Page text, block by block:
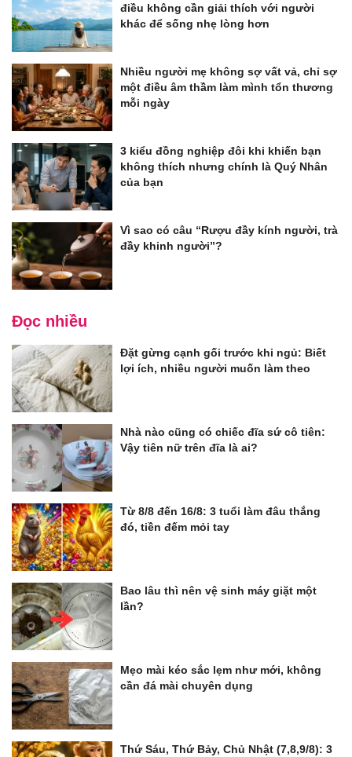
điều không cần giải thích với người
khác để sống nhẹ lòng hơn
Nhiều người mẹ không sợ vất vả, chỉ sợ
một điều âm thầm làm mình tổn thương
mỗi ngày
3 kiểu đồng nghiệp đôi khi khiến bạn
không thích nhưng chính là Quý Nhân
của bạn
Vì sao có câu “Rượu đầy kính người, trà
đầy khinh người”?
Đọc nhiều
Đặt gừng cạnh gối trước khi ngủ: Biết
lợi ích, nhiều người muốn làm theo
Nhà nào cũng có chiếc đĩa sứ cô tiên:
Vậy tiên nữ trên đĩa là ai?
Từ 8/8 đến 16/8: 3 tuổi làm đâu thắng
đó, tiền đếm mỏi tay
Bao lâu thì nên vệ sinh máy giặt một
lần?
Mẹo mài kéo sắc lẹm như mới, không
cần đá mài chuyên dụng
Thứ Sáu, Thứ Bảy, Chủ Nhật (7,8,9/8): 3